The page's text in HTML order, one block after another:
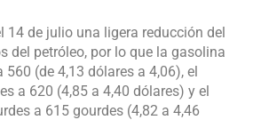
14 de julio una ligera reducción del
del petróleo, por lo que la gasolina
(de 4,13 dólares a 4,06), el
a 620 (4,85 a 4,40 dólares) y el
a 615 gourdes (4,82 a 4,46